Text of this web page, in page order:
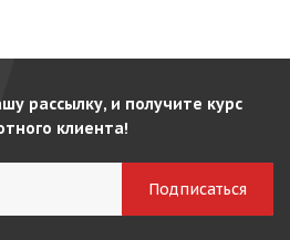
рассылку, и получите курс
клиента!